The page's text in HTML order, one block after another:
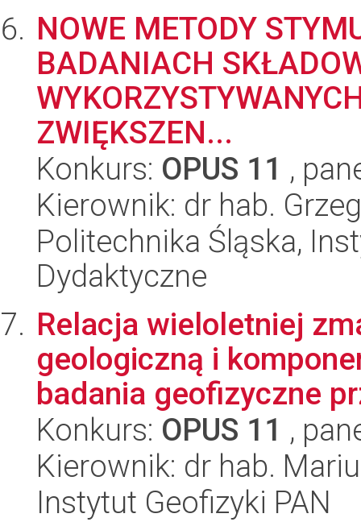
NOWE METODY
BADANIACH
ZWIĘKSZEN...
Konkurs: OPUS 11 ,
Kierownik: dr hab.
Politechnika Śląska,
Dydaktyczne
Relacja wieloletniej
geologiczną i
badania geofizyczne
Konkurs: OPUS 11 ,
Kierownik: dr hab.
Instytut Geofizyki PAN